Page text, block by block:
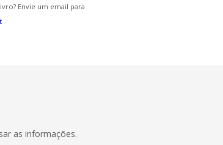
Envie um email para
as informações.